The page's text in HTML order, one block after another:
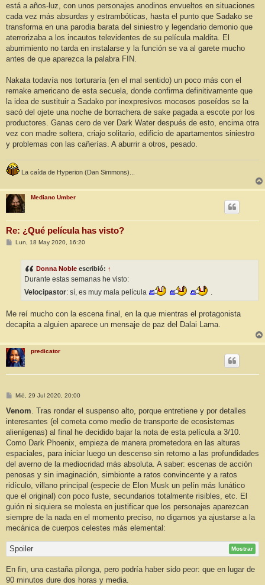
está a años-luz, con unos personajes anodinos envueltos en situaciones
cada vez más absurdas y estrambóticas, hasta el punto que Sadako se
transforma en una parodia barata del siniestro y legendario demonio que
aterrorizaba a los incautos televidentes de su película maldita. El
aburrimiento no tarda en instalarse y la función se va al garete mucho
antes de que aparezca la palabra FIN.
Nakata todavía nos torturaría (en el mal sentido) un poco más con el
remake americano de esta secuela, donde confirma definitivamente que
la idea de sustituir a Sadako por inexpresivos mocosos poseídos se la
sacó del ojete una noche de borrachera de sake pagada a escote por los
productores. Ganas cero de ver Dark Water después de esto, encima otra
vez con madre soltera, criajo solitario, edificio de apartamentos siniestro
y problemas con las cañerías. A aburrir a otros, pesado.
La caída de Hyperion (Dan Simmons)...
Mediano Umber
Re: ¿Qué película has visto?
MLun, 18 May 2020, 16:20
Donna Noble escribió: ↑
Durante estas semanas he visto:
Velocipastor: sí, es muy mala película .
Me reí mucho con la escena final, en la que mientras el protagonista
decapita a alguien aparece un mensaje de paz del Dalai Lama.
predicator
M
n
a
j
Mié, 29 Jul 2020, 20:00
Venom. Tras rondar el suspenso alto, porque entretiene y por detalles
interesantes (el cometa como medio de transporte de ecosistemas
alienígenas) al final he decidido bajar la nota de esta película a 3/10.
Como Dark Phoenix, empieza de manera prometedora en las alturas
espaciales, para iniciar luego un descenso sin retorno a las profundidades
del averno de la mediocridad más absoluta. A saber: escenas de acción
penosas y sin imaginación, simbionte a ratos convincente y a ratos
ridículo, villano principal (especie de Elon Musk un pelín más lunático
que el original) con poco fuste, secundarios totalmente risibles, etc. El
guión ni siquiera se molesta en justificar que los personajes aparezcan
siempre de la nada en el momento preciso, no digamos ya ajustarse a la
mecánica de cuerpos celestes más elemental:
Spoiler Mostrar
En fin, una castaña pilonga, pero podría haber sido peor: que en lugar de
90 minutos dure dos horas y media.